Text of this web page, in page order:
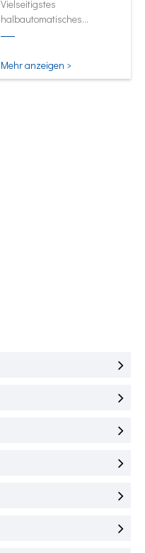
Vielseitigstes
halbautomatisches
Analysegerät für spezifische
Mehr anzeigen >